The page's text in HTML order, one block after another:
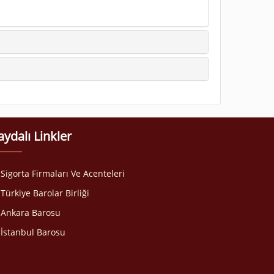
Linkler
Sigorta Firmaları Ve Acenteleri
Türkiye Barolar Birliği
Ankara Barosu
İstanbul Barosu